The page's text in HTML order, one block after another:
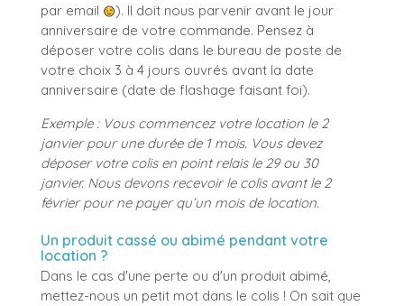
par email
). Il doit nous parvenir avant le jour
anniversaire de votre commande. Pensez à
déposer votre colis dans le bureau de poste de
votre choix 3 à 4 jours ouvrés avant la date
anniversaire (date de flashage faisant foi).
Exemple : Vous commencez votre location le 2
janvier pour une durée de 1 mois. Vous devez
déposer votre colis en point relais le 29 ou 30
janvier. Nous devons recevoir le colis avant le 2
février pour ne payer qu’un mois de location.
Un produit cassé ou abimé pendant votre
location ?
Dans le cas d'une perte ou d'un produit abimé,
mettez-nous un petit mot dans le colis ! On sait que